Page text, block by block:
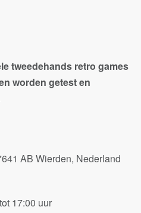
tweedehands retro games
worden getest en
AB Wierden, Nederland
17:00 uur